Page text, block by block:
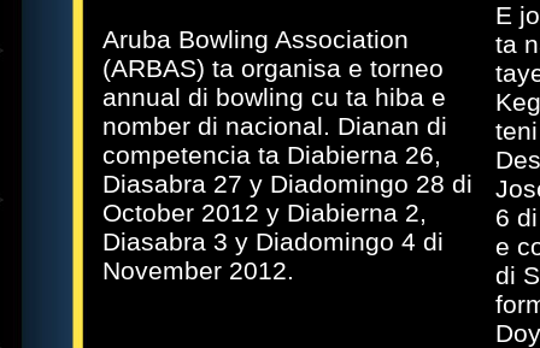
Aruba Bowling Association
(ARBAS) ta organisa e torneo
annual di bowling cu ta hiba e
nomber di nacional. Dianan di
competencia ta Diabierna 26,
Diasabra 27 y Diadomingo 28 di
October 2012 y Diabierna 2,
Diasabra 3 y Diadomingo 4 di
November 2012.
E
ta
6
e
di